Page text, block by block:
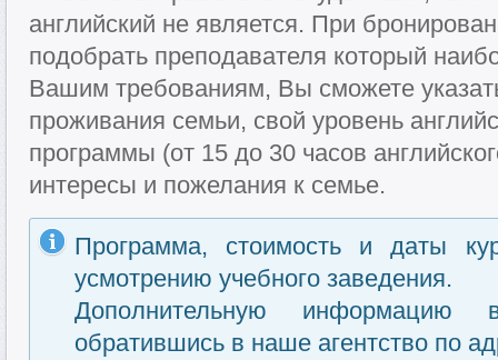
английский не является. При
подобрать преподавателя который
Вашим требованиям, Вы сможете
проживания семьи, свой уровень
программы (от 15 до 30 часов
интересы и пожелания к семье.
Программа, стоимость и даты
усмотрению учебного заведения.
Дополнительную информацию
обратившись в наше агентство по